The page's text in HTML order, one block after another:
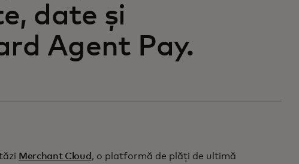
date și
Agent Pay.
Merchant Cloud , o platformă de plăți de ultimă